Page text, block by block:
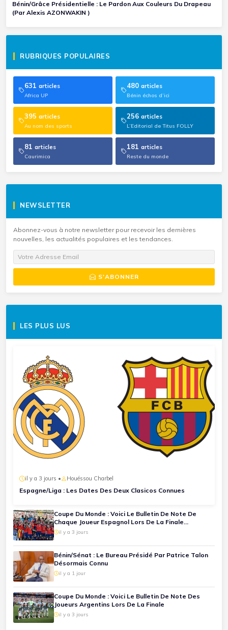
Bénin/Grâce Présidentielle : Le Pardon Aux Couleurs Du Drapeau
(Par Alexis AZONWAKIN )
RUBRIQUES POPULAIRES
631 articles
Africa UP
480 articles
Bénin échos d’ici
395 articles
Au nom des sports
256 articles
L’Editorial de Titus FOLLY
81 articles
Caurimica
181 articles
Reste du monde
NEWSLETTER
Abonnez-vous à notre newsletter pour recevoir les dernières
nouvelles, les actualités populaires et les tendances.
S'ABONNER
LES PLUS LUS
il y a 3 jours • Houéssou Charbel
Espagne/Liga : Les Dates Des Deux Clasicos Connues
Coupe Du Monde : Voici Le Bulletin De Note De
Chaque Joueur Espagnol Lors De La Finale
Espagne-Argentine
il y a 3 jours
Bénin/Sénat : Le Bureau Présidé Par Patrice Talon
Désormais Connu
il y a 1 jour
Coupe Du Monde : Voici Le Bulletin De Note Des
Joueurs Argentins Lors De La Finale
il y a 3 jours